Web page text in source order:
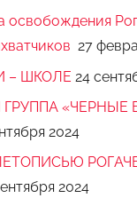
освобождения
27
– ШКОЛЕ 24
«ЧЕРНЫЕ
2024
2024